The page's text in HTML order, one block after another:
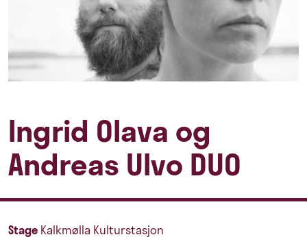
Ingrid Olava og
Andreas Ulvo DUO
Stage Kalkmølla Kulturstasjon